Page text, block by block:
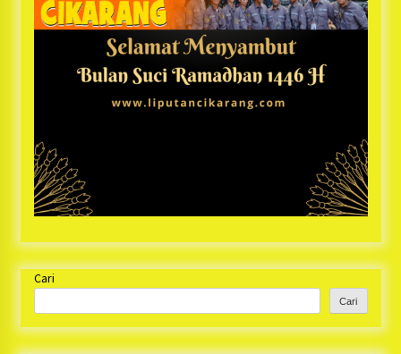
Cari
Cari